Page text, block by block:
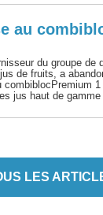
au
du groupe de
de fruits, a
combiblocPremium
jus haut de gamme
LES